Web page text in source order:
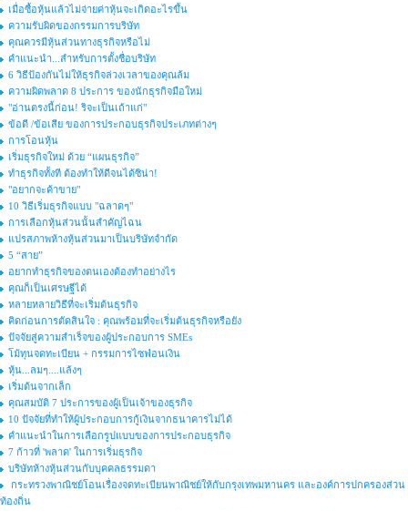
เมื่อซื้อหุ้นแล้วไม่จ่ายค่าหุ้นจะเกิดอะไรขึ้น
ความรับผิดของกรรมการบริษัท
คุณควรมีหุ้นส่วนทางธุรกิจหรือไม่
คำแนะนำ...สำหรับการตั้งชื่อบริษัท
6 วิธีป้องกันไม่ให้ธุรกิจล่วงเวลาของคุณล้ม
ความผิดพลาด 8 ประการ ของนักธุรกิจมือใหม่
"อ่านตรงนี้ก่อน! ริจะเป็นเถ้าแก่"
ข้อดี /ข้อเสีย ของการประกอบธุรกิจประเภทต่างๆ
การโอนหุ้น
เริ่มธุรกิจใหม่ ด้วย “แผนธุรกิจ”
ทำธุรกิจทั้งที ต้องทำให้ดีจนได้ซิน่า!
"อยากจะค้าขาย"
10 วิธีเริ่มธุรกิจแบบ "ฉลาดๆ"
การเลือกหุ้นส่วนนั้นสำคัญไฉน
แปรสภาพห้างหุ้นส่วนมาเป็นบริษัทจำกัด
5 “สาย”
อยากทำธุรกิจของตนเองต้องทำอย่างไร
คุณก็เป็นเศรษฐีได้
หลายหลายวิธีที่จะเริ่มต้นธุรกิจ
คิดก่อนการตัดสินใจ : คุณพร้อมที่จะเริ่มต้นธุรกิจหรือยัง
ปัจจัยสู่ความสำเร็จของผู้ประกอบการ SMEs
โม้ทุนจดทะเบียน + กรรมการไซฟ่อนเงิน
หุ้น...ลมๆ....แล้งๆ
เริ่มต้นจากเล็ก
คุณสมบัติ 7 ประการของผู้เป็นเจ้าของธุรกิจ
10 ปัจจัยที่ทำให้ผู้ประกอบการกู้เงินจากธนาคารไม่ได้
คำแนะนำในการเลือกรูปแบบของการประกอบธุรกิจ
7 ก้าวที่ 'พลาด' ในการเริ่มธุรกิจ
บริษัทห้างหุ้นส่วนกับบุคคลธรรมดา
กระทรวงพาณิชย์โอนเรื่องจดทะเบียนพาณิชย์ให้กับกรุงเทพมหานคร และองค์การปกครองส่วน
ท้องถิ่น